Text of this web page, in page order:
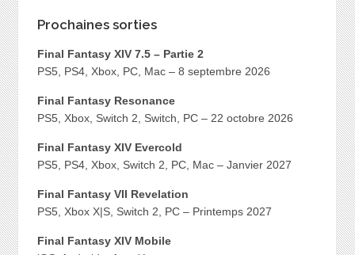
Prochaines sorties
Final Fantasy XIV 7.5 – Partie 2
PS5, PS4, Xbox, PC, Mac – 8 septembre 2026
Final Fantasy Resonance
PS5, Xbox, Switch 2, Switch, PC – 22 octobre 2026
Final Fantasy XIV Evercold
PS5, PS4, Xbox, Switch 2, PC, Mac – Janvier 2027
Final Fantasy VII Revelation
PS5, Xbox X|S, Switch 2, PC – Printemps 2027
Final Fantasy XIV Mobile